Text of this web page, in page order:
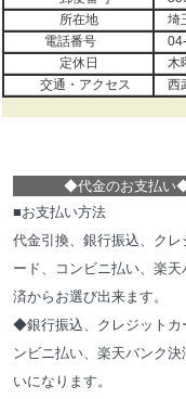
所在地
埼
電話番号
04-
定休日
木
交通・アクセス
西
◆代金のお支払い
■お支払い方法
代金引換、銀行振込、クレ
ード、コンビニ払い、楽天
済からお選び出来ます。
◆銀行振込、クレジットカ
ンビニ払い、楽天バンク決
いになります。